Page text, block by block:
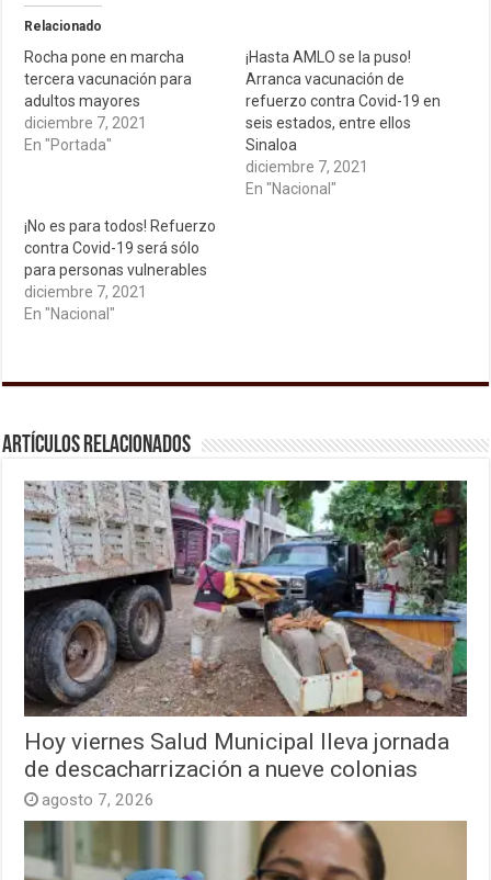
Relacionado
Rocha pone en marcha
tercera vacunación para
adultos mayores
diciembre 7, 2021
En "Portada"
¡Hasta AMLO se la puso!
Arranca vacunación de
refuerzo contra Covid-19 en
seis estados, entre ellos
Sinaloa
diciembre 7, 2021
En "Nacional"
¡No es para todos! Refuerzo
contra Covid-19 será sólo
para personas vulnerables
diciembre 7, 2021
En "Nacional"
Artículos relacionados
Hoy viernes Salud Municipal lleva jornada
de descacharrización a nueve colonias
agosto 7, 2026